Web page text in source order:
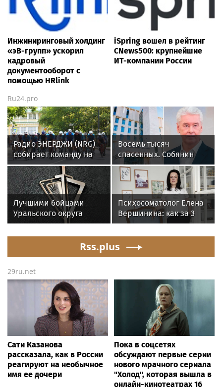
Инжиниринговый холдинг
«эВ-групп» ускорил
кадровый
документооборот с
помощью HRlink
iSpring вошел в рейтинг
CNews500: крупнейшие
ИТ-компании России
Ru24.pro
Радио ЭНЕРДЖИ (NRG)
собирает команду на
Tour de Russie в
Петербурге
Восемь тысяч
спасенных. Собянин
рассказал о Центре
радиохирургии Склифа
Лучшими бойцами
Уральского округа
Росгвардии стали
озерского соединения
объектов
Психосоматолог Елена
Вершинина: как за 3
минуты вернуть себе
Rss.plus
29ru.net
Сати Казанова
рассказала, как в России
реагируют на необычное
имя ее дочери
Пока в соцсетях
обсуждают первые серии
нового мрачного сериала
"Холод", которая вышла в
онлайн-кинотеатрах 16